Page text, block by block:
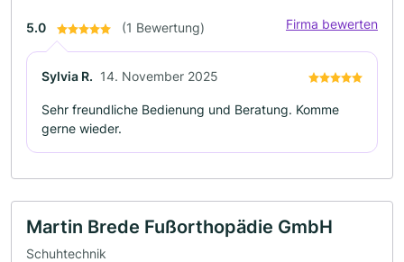
5.0 (1 Bewertung) Firma bewerten
Sylvia R. 14. November 2025
Sehr freundliche Bedienung und Beratung. Komme
gerne wieder.
Martin Brede Fußorthopädie GmbH
Schuhtechnik